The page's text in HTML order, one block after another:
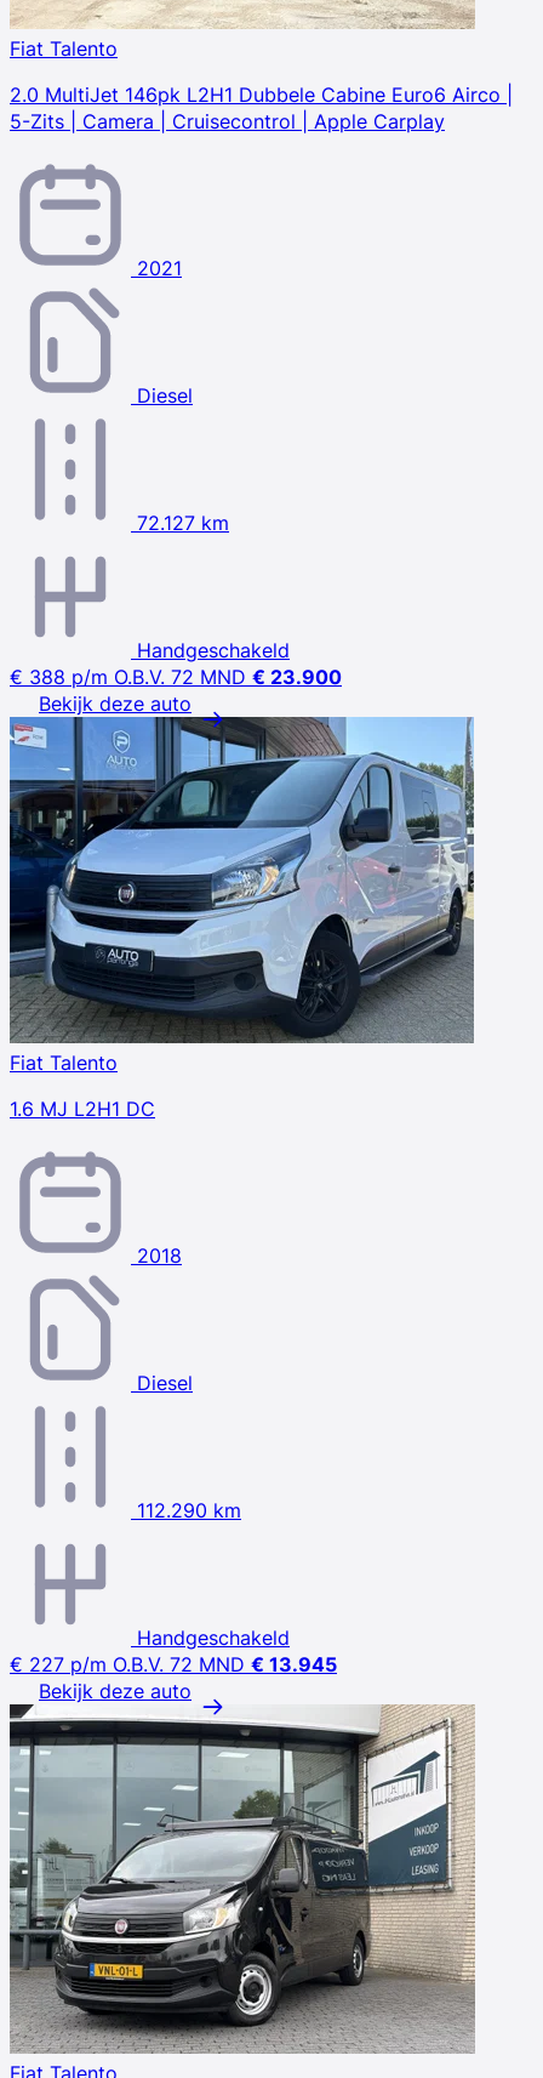
Fiat Talento
2.0 MultiJet 146pk L2H1 Dubbele Cabine Euro6 Airco |
5-Zits | Camera | Cruisecontrol | Apple Carplay
2021
Diesel
72.127 km
Handgeschakeld
€ 388 p/m O.B.V. 72 MND € 23.900
Bekijk deze auto
Fiat Talento
1.6 MJ L2H1 DC
2018
Diesel
112.290 km
Handgeschakeld
€ 227 p/m O.B.V. 72 MND € 13.945
Bekijk deze auto